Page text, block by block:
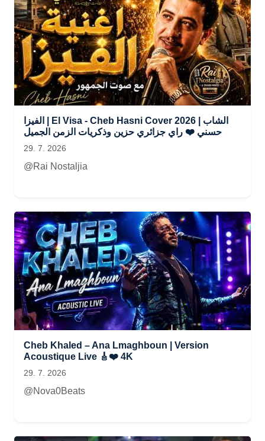
الفيزا | El Visa - Cheb Hasni Cover 2026 | الشاب
حسني ❤️ راي جزائري حزين وذكريات الزمن الجميل
29. 7. 2026
@Rai Nostaljia
Cheb Khaled – Ana Lmaghboun | Version
Acoustique Live 🎸❤️ 4K
29. 7. 2026
@Nova0Beats